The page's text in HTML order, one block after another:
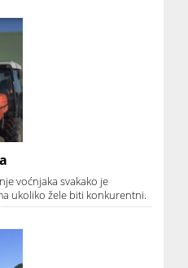
voćnjaka svakako je
ukoliko žele biti konkurentni.